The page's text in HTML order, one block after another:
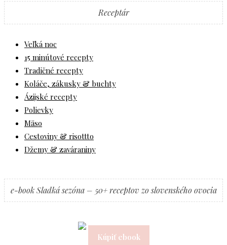
Receptár
Veľká noc
15 minútové recepty
Tradičné recepty
Koláče, zákusky & buchty
Ázijské recepty
Polievky
Mäso
Cestoviny & risottto
Džemy & zaváraniny
e-book Sladká sezóna – 50+ receptov zo slovenského ovocia
Kúpiť ebook